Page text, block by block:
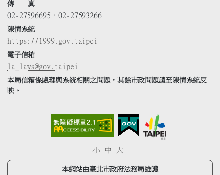
傳 真
02-27596695、02-27593266
陳情系統
https://1999.gov.taipei
電子信箱
la_laws@gov.taipei
本局信箱係處理與系統相關之問題，其餘市政問題請至陳情系統反
映。
小 中 大
本網站由臺北市政府法務局維護